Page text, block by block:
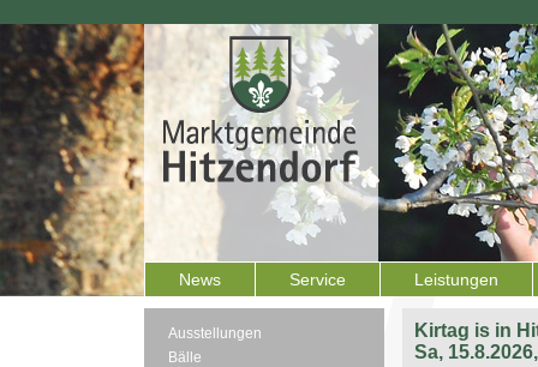
News Service Leistungen
Ausstellungen
Bälle
Kirtag is in
Sa,